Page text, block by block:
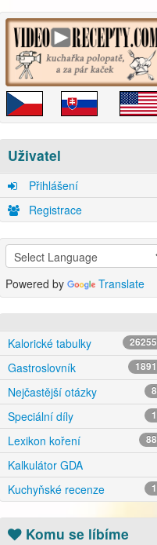
Uživatel
Přihlášení
Registrace
Powered by Translate
Kalorické tabulky 26255
Gastroslovník 1891
Nejčastější otázky 8
Speciální díly 1
Lexikon koření 88
Kalkulátor GDA
Kuchyňské recenze
1
Komu se líbíme